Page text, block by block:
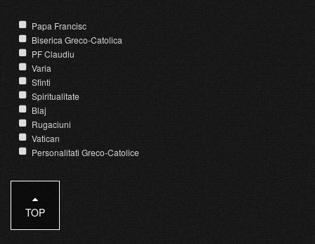
Papa Francisc
Biserica Greco-Catolica
PF Claudiu
Varia
Sfinti
Spiritualitate
Blaj
Rugaciuni
Vatican
Personalitati Greco-Catolice
TOP